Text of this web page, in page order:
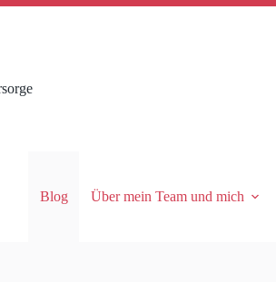
Blog Über mein Team und mich